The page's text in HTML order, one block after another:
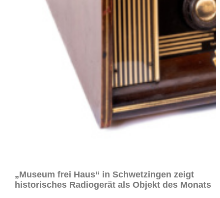
„Museum frei Haus“ in Schwetzingen zeigt
historisches Radiogerät als Objekt des Monats